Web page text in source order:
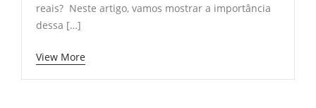
reais? Neste artigo, vamos mostrar a importância
dessa […]
View More